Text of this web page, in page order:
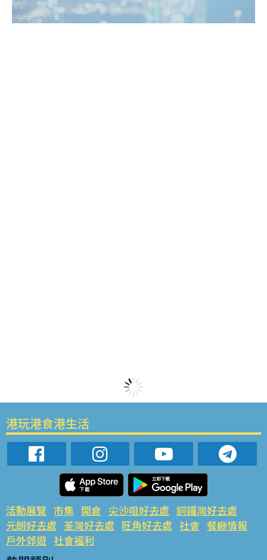
港玩港食港生活
活動展覽 市集 開倉 尖沙咀好去處 銅鑼灣好去處
元朗好去處 荃灣好去處 旺角好去處 社會 餐廳情報
戶外郊遊 社會福利